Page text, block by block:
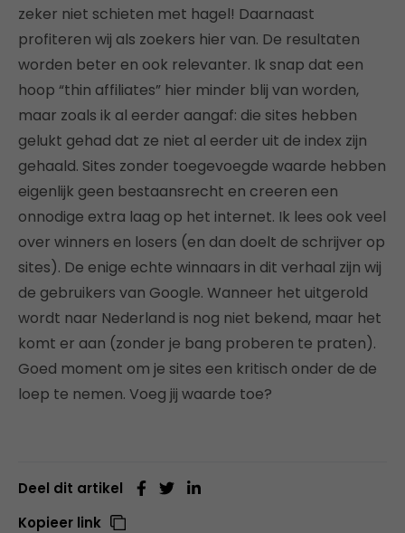
zeker niet schieten met hagel! Daarnaast
profiteren wij als zoekers hier van. De resultaten
worden beter en ook relevanter. Ik snap dat een
hoop “thin affiliates” hier minder blij van worden,
maar zoals ik al eerder aangaf: die sites hebben
gelukt gehad dat ze niet al eerder uit de index zijn
gehaald. Sites zonder toegevoegde waarde hebben
eigenlijk geen bestaansrecht en creeren een
onnodige extra laag op het internet. Ik lees ook veel
over winners en losers (en dan doelt de schrijver op
sites). De enige echte winnaars in dit verhaal zijn wij
de gebruikers van Google. Wanneer het uitgerold
wordt naar Nederland is nog niet bekend, maar het
komt er aan (zonder je bang proberen te praten).
Goed moment om je sites een kritisch onder de de
loep te nemen. Voeg jij waarde toe?
Deel dit artikel
Kopieer link